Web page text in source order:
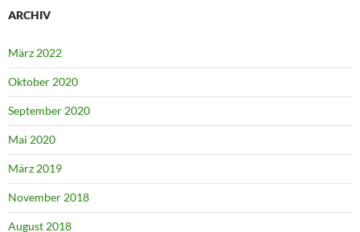
ARCHIV
März 2022
Oktober 2020
September 2020
Mai 2020
März 2019
November 2018
August 2018